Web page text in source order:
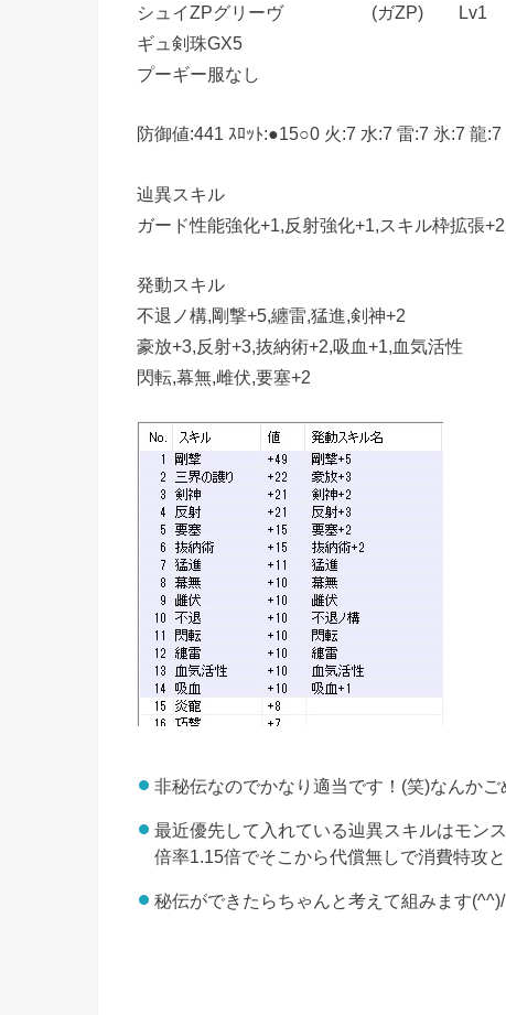
シュイZPグリーヴ (ガZP) Lv1 0
ギュ剣珠GX5
プーギー服なし
防御値:441 ｽﾛｯﾄ:●15○0 火:7 水:7 雷:7 氷:7 龍:7
辿異スキル
ガード性能強化+1,反射強化+1,スキル枠拡張
発動スキル
不退ノ構,剛撃+5,纏雷,猛進,剣神+2
豪放+3,反射+3,抜納術+2,吸血+1,血気活性
閃転,幕無,雌伏,要塞+2
非秘伝なのでかなり適当です！(笑)なんかご
最近優先して入れている辿異スキルはモン
倍率1.15倍でそこから代償無しで消費特攻
秘伝ができたらちゃんと考えて組みます(^^)/